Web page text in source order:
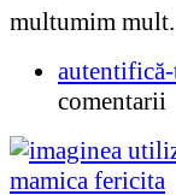
multumim
comentarii